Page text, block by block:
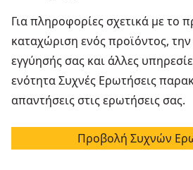
Για πληροφορίες σχετικά με το
καταχώριση ενός προϊόντος,
εγγύησής σας και άλλες
ενότητα Συχνές Ερωτήσεις
απαντήσεις στις ερωτήσεις σας.
Προβολή Συχνών